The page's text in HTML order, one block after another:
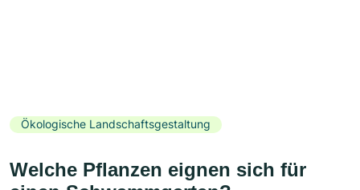
Ökologische Landschaftsgestaltung
Welche Pflanzen eignen sich für